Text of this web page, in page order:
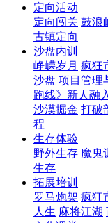
定向活动
定向闯关 鼓浪
古镇定向
沙盘内训
峥嵘岁月 疯狂
沙盘 项目管理
跑线》新人融
沙漠掘金 打破
程
生存体验
野外生存 魔鬼
生存
拓展培训
罗马炮架 疯狂
人生 麻将江湖